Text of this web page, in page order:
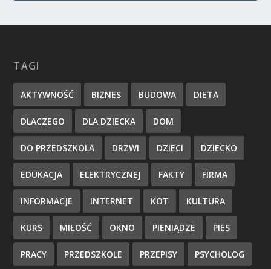
TAGI
AKTYWNOŚĆ BIZNES BUDOWA DIETA
DLACZEGO DLA DZIECKA DOM
DO PRZEDSZKOLA DRZWI DZIECI DZIECKO
EDUKACJA ELEKTRYCZNEJ FAKTY FIRMA
INFORMACJE INTERNET KOT KULTURA
KURS MIŁOŚĆ OKNO PIENIĄDZE PIES
PRACY PRZEDSZKOLE PRZEPISY PSYCHOLOG